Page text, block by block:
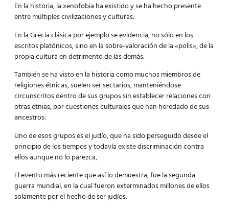
En la historia, la xenofobia ha existido y se ha hecho presente
entre múltiples civilizaciones y culturas:
En la Grecia clásica por ejemplo se evidencia, no sólo en los
escritos platónicos, sino en la sobre-valoración de la «polis», de la
propia cultura en detrimento de las demás.
También se ha visto en la historia como muchos miembros de
religiones étnicas, suelen ser sectarios, manteniéndose
circunscritos dentro de sus grupos sin establecer relaciones con
otras etnias, por cuestiones culturales que han heredado de sus
ancestros:
Uno de esos grupos es el judío, que ha sido perseguido desde el
principio de los tiempos y todavía existe discriminación contra
ellos aunque no lo parezca,
El evento más reciente que así lo demuestra, fue la segunda
guerra mundial, en la cual fueron exterminados millones de ellos
solamente por el hecho de ser judíos.